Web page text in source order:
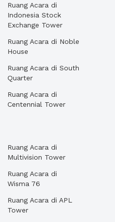
Ruang Acara di
Indonesia Stock
Exchange Tower
Ruang Acara di Noble
House
Ruang Acara di South
Quarter
Ruang Acara di
Centennial Tower
Ruang Acara di
Multivision Tower
Ruang Acara di
Wisma 76
Ruang Acara di APL
Tower